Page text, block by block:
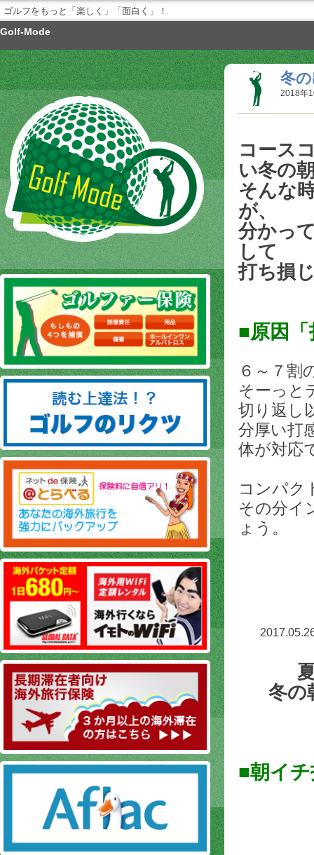
ゴルフをもっと「楽しく」「面白く」！
Golf-Mode
冬
2018年
コース
い冬の
そんな
が、
分かっ
して
打ち損
■原因
６～７割
そーっと
切り返し
分厚い打
体が対応
コンパク
その分イ
ょう。
冬の
■朝イ